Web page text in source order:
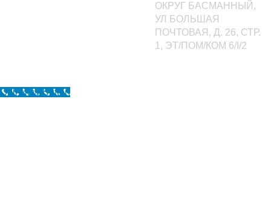
ОКРУГ БАСМАННЫЙ,
УЛ БОЛЬШАЯ
ПОЧТОВАЯ, Д. 26, СТР.
1, ЭТ/ПОМ/КОМ 6/I/2
Call Now Button